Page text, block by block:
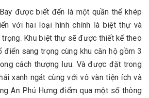
được biết đến là một quần thể khép
với hai loại hình chính là biệt thự và
trọng. Khu biệt thự sẽ được thiết kế theo
điển sang trọng cùng khu căn hộ gồm 3
cách thượng lưu. Và được đặt trong
xanh ngát cùng với vô vàn tiện ích và
An Phú Hưng điểm qua một số thông